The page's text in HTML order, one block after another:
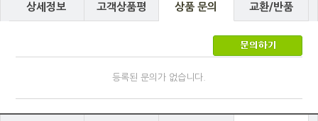
상세정보 고객상품평 상품 문의 교환/반품
등록된 문의가 없습니다.